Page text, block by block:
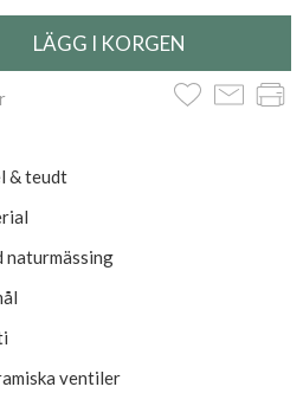
& teudt
naturmässing
ventiler